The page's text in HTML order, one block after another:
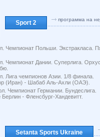
Sport 2 программа на
Чемпионат Польши. Экстракласа.
Чемпионат Дании. Суперлига.
Лига чемпионов Азии. 1/8 финала.
(Иран) - Шабаб Аль-Ахли (ОАЭ).
Чемпионат Германии. Бундеслига.
- Фленсбург-Хандевитт.
Setanta Sports Ukraine